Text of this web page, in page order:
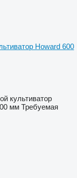
Howard 600
культиватор
мм Требуемая